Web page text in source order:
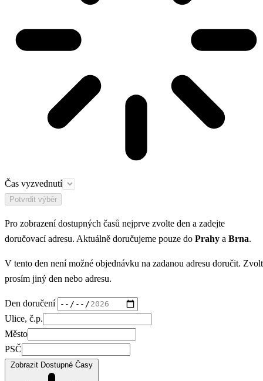
Čas vyzvednutí
Potvrdit výběr
Pro zobrazení dostupných časů nejprve zvolte den a zadejte
doručovací adresu. Aktuálně doručujeme pouze do Prahy a Brna.
V tento den není možné objednávku na zadanou adresu doručit.
prosím jiný den nebo adresu.
Den doručení
Ulice, č.p.
Město
PSČ
Zobrazit Dostupné Časy